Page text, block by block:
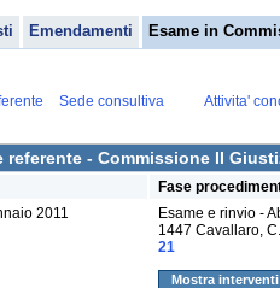
Emendamenti Esame in
Sede consultiva Attivita'
referente - Commissione II
Fase
2011
Esame e rinvio -
1447 Cavallaro,
21
Mostra interventi